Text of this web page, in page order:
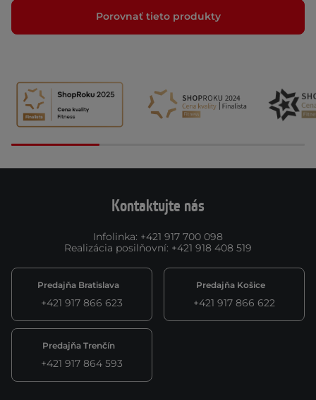
Porovnať tieto produkty
Kontaktujte nás
Infolinka: +421 917 700 098
Realizácia posilňovní: +421 918 408 519
Predajňa Bratislava
+421 917 866 623
Predajňa Košice
+421 917 866 622
Predajňa Trenčín
+421 917 864 593